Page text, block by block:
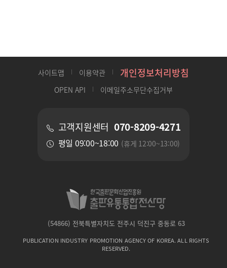
사이트맵 이용약관 개인정보처리방침
OPEN API 이메일주소무단수집거부
고객지원센터 070-8209-4271
평일 09:00~18:00 (휴게 12:00~13:00)
(54866) 전북특별자치도 전주시 덕진구 중동로 63
PUBLICATION INDUSTRY PROMOTION AGENCY OF KOREA. ALL RIGHTS
RESERVED.